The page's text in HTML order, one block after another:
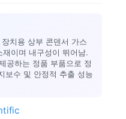
치용 상부 콘덴서 가스
이며 내구성이 뛰어남.
하는 정품 부품으로 정
보수 및 안정적 추출 성능